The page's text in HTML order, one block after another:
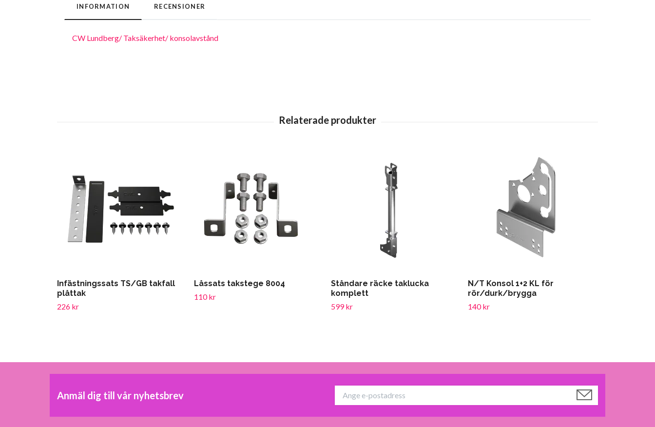
INFORMATION RECENSIONER
CW Lundberg/ Taksäkerhet/ konsolavstånd
Infästningssats TS/GB takfall
plåttak
226 kr
Låssats takstege 8004
110 kr
Ståndare räcke taklucka
komplett
599 kr
N/T Konsol 1+2 KL för
rör/durk/brygga
140 kr
Anmäl dig till vår nyhetsbrev